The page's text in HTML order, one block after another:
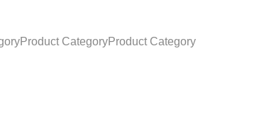
CategoryProduct Category